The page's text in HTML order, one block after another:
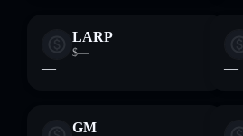
LARP
$—
— —
GM